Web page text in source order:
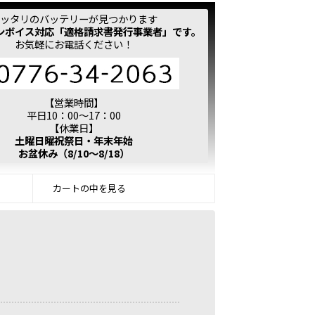
タリのバッテリーが見つかります
イス対応「適格請求書発行事業者」です。
お気軽にお電話ください！
【営業時間】
平日10：00～17：00
【休業日】
土曜日曜祝祭日・年末年始
お盆休み（8/10～8/18）
カートの中を見る